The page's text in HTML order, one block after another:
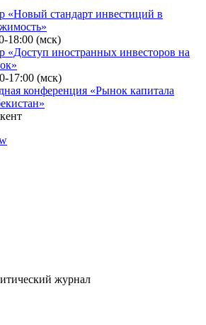
«Новый стандарт инвестиций в
18:00 (мск)
«Доступ иностранных инвесторов на
17:00 (мск)
конференция «Рынок капитала
журнал